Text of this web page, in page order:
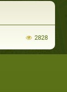
2828